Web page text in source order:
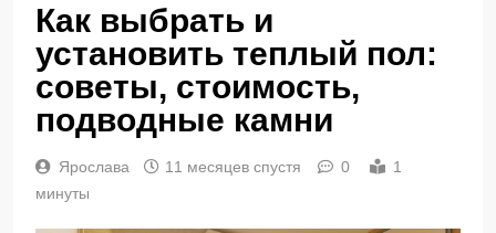
Как выбрать и
установить теплый пол:
советы, стоимость,
подводные камни
Ярослава 11 месяцев спустя 0
1
минуты